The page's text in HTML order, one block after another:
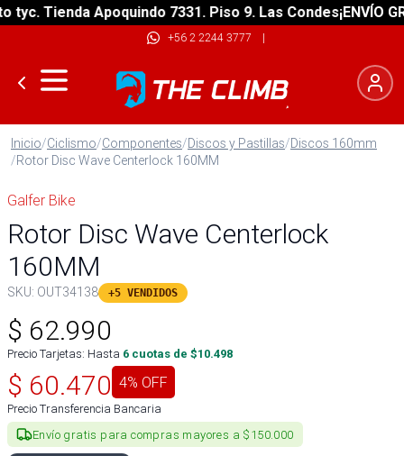
Tienda Apoquindo 7331. Piso 9. Las Condes¡ENVÍO
+56 2 2244 3777 |
Inicio/Ciclismo/Componentes/Discos y Pastillas/Discos 160mm
/Rotor Disc Wave Centerlock 160MM
Galfer Bike
Rotor Disc Wave Centerlock
160MM
SKU: OUT34138 +5 VENDIDOS
$ 62.990
Precio Tarjetas: Hasta 6 cuotas de $10.498
$ 60.470 4% OFF
Precio Transferencia Bancaria
Envío gratis para compras mayores a $150.000